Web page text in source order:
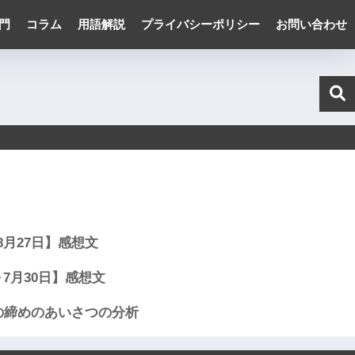
コラム 用語解説 プライバシーポリシー お問い合わせ
27日】感想文
月30日】感想文
めのあいさつの分析